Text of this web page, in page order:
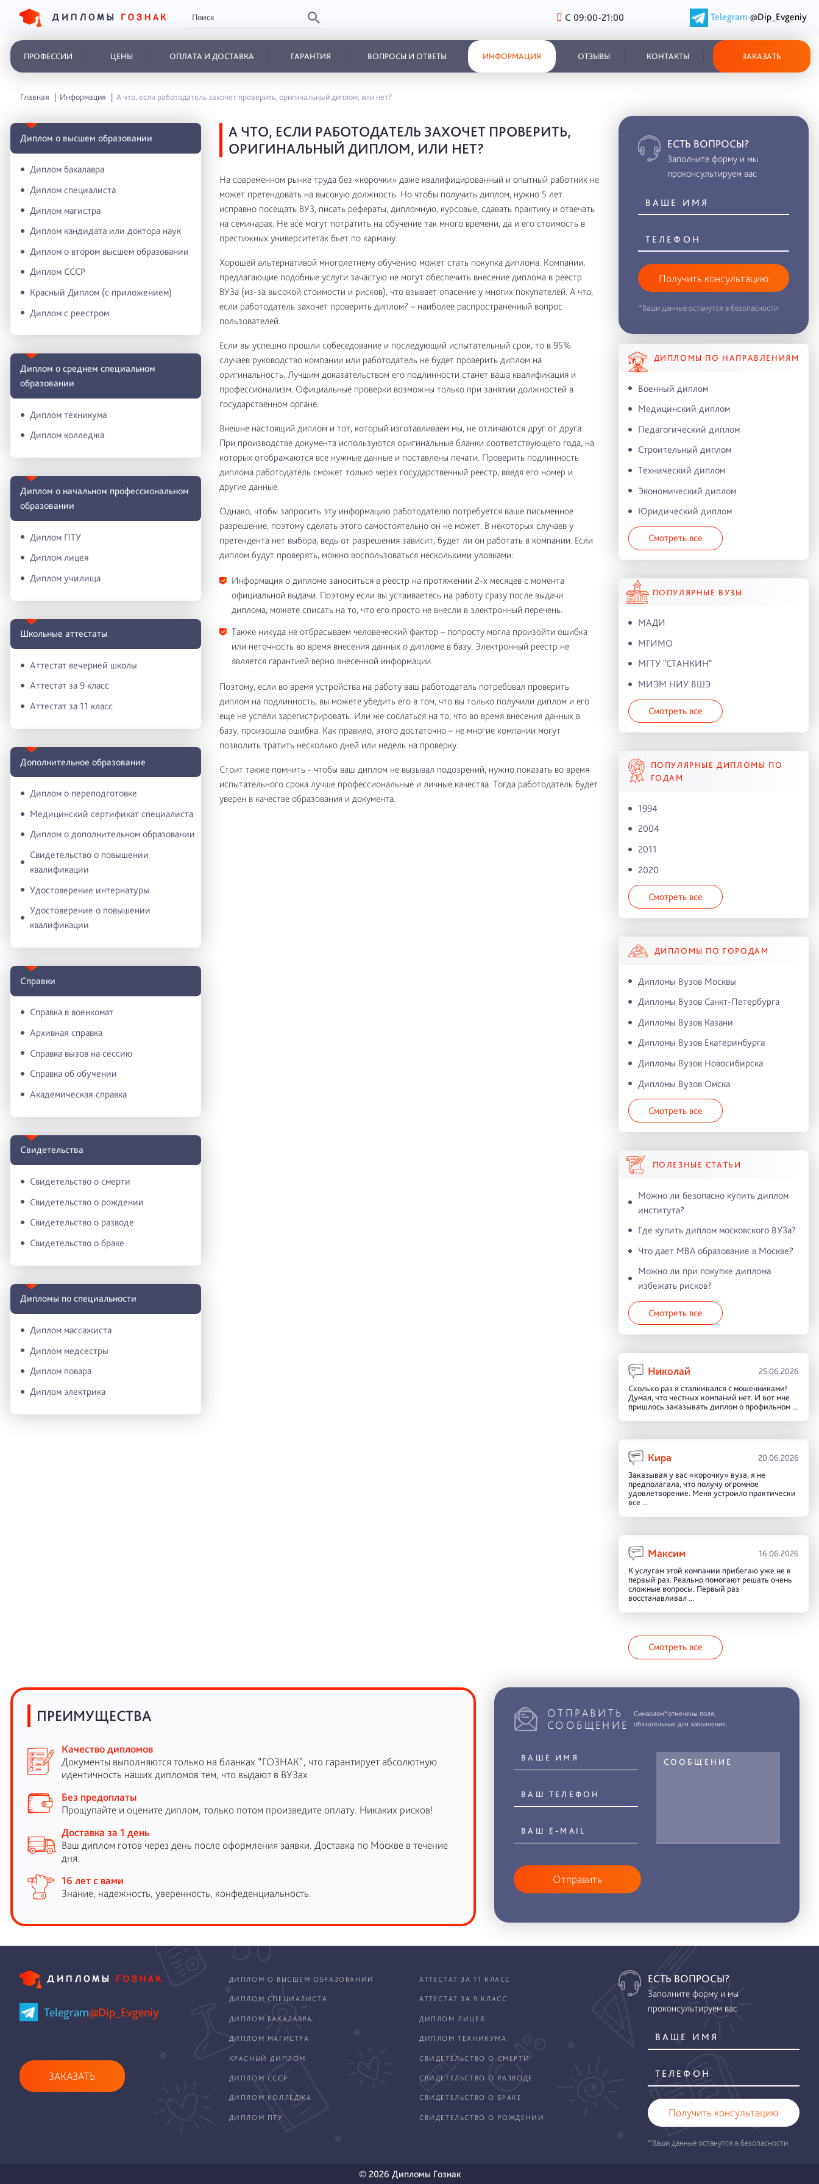
С 09:00-21:00 Telegram @Dip_Evgeniy
ПРОФЕССИИ ЦЕНЫ ОПЛАТА И ДОСТАВКА ГАРАНТИЯ ВОПРОСЫ И ОТВЕТЫ ИНФОРМАЦИЯ ОТЗЫВЫ КОНТАКТЫ ЗАКАЗАТЬ
Главная Информация А что, если работодатель захочет проверить, оригинальный диплом, или нет?
Диплом о высшем образовании
Диплом бакалавра
Диплом специалиста
Диплом магистра
Диплом кандидата или доктора наук
Диплом о втором высшем образовании
Диплом СССР
Красный Диплом (с приложением)
Диплом с реестром
Диплом о среднем специальном
образовании
Диплом техникума
Диплом колледжа
Диплом о начальном профессиональном
oбразовании
Диплом ПТУ
Диплом лицея
Диплом училища
Школьные аттестаты
Аттестат вечерней школы
Аттестат за 9 класс
Аттестат за 11 класс
Дополнительное образование
Диплом о переподготовке
Медицинский сертификат специалиста
Диплом о дополнительном образовании
Свидетельство о повышении
квалификации
Удостоверение интернатуры
Удостоверение о повышении
квалификации
Справки
Справка в военкомат
Архивная справка
Справка вызов на сессию
Справка об обучении
Академическая справка
Свидетельства
Свидетельство о смерти
Свидетельство о рождении
Свидетельство о разводе
Свидетельство о браке
Дипломы по специальности
Диплом массажиста
Диплом медсестры
Диплом повара
Диплом электрика
А ЧТО, ЕСЛИ РАБОТОДАТЕЛЬ ЗАХОЧЕТ ПРОВЕРИТЬ,
ОРИГИНАЛЬНЫЙ ДИПЛОМ, ИЛИ НЕТ?
На современном рынке труда без «корочки» даже квалифицированный и опытный работник не
может претендовать на высокую должность. Но чтобы получить диплом, нужно 5 лет
исправно посещать ВУЗ, писать рефераты, дипломную, курсовые, сдавать практику и отвечать
на семинарах. Не все могут потратить на обучение так много времени, да и его стоимость в
престижных университетах бьет по карману.
Хорошей альтернативой многолетнему обучению может стать покупка диплома. Компании,
предлагающие подобные услуги зачастую не могут обеспечить внесение диплома в реестр
ВУЗа (из-за высокой стоимости и рисков), что взывает опасение у многих покупателей. А что,
если работодатель захочет проверить диплом? – наиболее распространенный вопрос
пользователей.
Если вы успешно прошли собеседование и последующий испытательный срок, то в 95%
случаев руководство компании или работодатель не будет проверить диплом на
оригинальность. Лучшим доказательством его подлинности станет ваша квалификация и
профессионализм. Официальные проверки возможны только при занятии должностей в
государственном органе.
Внешне настоящий диплом и тот, который изготавливаем мы, не отличаются друг от друга.
При производстве документа используются оригинальные бланки соответствующего года, на
которых отображаются все нужные данные и поставлены печати. Проверить подлинность
диплома работодатель сможет только через государственный реестр, введя его номер и
другие данные.
Однако, чтобы запросить эту информацию работодателю потребуется ваше письменное
разрешение, поэтому сделать этого самостоятельно он не может. В некоторых случаев у
претендента нет выбора, ведь от разрешения зависит, будет ли он работать в компании. Если
диплом будут проверять, можно воспользоваться несколькими уловками:
Информация о дипломе заноситься в реестр на протяжении 2-х месяцев с момента
официальной выдачи. Поэтому если вы устаиваетесь на работу сразу после выдачи
диплома, можете списать на то, что его просто не внесли в электронный перечень.
Также никуда не отбрасываем человеческий фактор – попросту могла произойти ошибка
или неточность во время внесения данных о дипломе в базу. Электронный реестр не
является гарантией верно внесенной информации.
Поэтому, если во время устройства на работу ваш работодатель потребовал проверить
диплом на подлинность, вы можете убедить его в том, что вы только получили диплом и его
еще не успели зарегистрировать. Или же сослаться на то, что во время внесения данных в
базу, произошла ошибка. Как правило, этого достаточно – не многие компании могут
позволить тратить несколько дней или недель на проверку.
Стоит также помнить - чтобы ваш диплом не вызывал подозрений, нужно показать во время
испытательного срока лучше профессиональные и личные качества. Тогда работодатель будет
уверен в качестве образования и документа.
ЕСТЬ ВОПРОСЫ?
Заполните форму и мы
проконсультируем вас
Получить консультацию
*Ваши данные останутся в безопасности
ДИПЛОМЫ ПО НАПРАВЛЕНИЯМ
Военный диплом
Медицинский диплом
Педагогический диплом
Строительный диплом
Технический диплом
Экономический диплом
Юридический диплом
Смотреть все
ПОПУЛЯРНЫЕ ВУЗЫ
МАДИ
МГИМО
МГТУ "СТАНКИН"
МИЭМ НИУ ВШЭ
Смотреть все
ПОПУЛЯРНЫЕ ДИПЛОМЫ ПО
ГОДАМ
1994
2004
2011
2020
Смотреть все
ДИПЛОМЫ ПО ГОРОДАМ
Дипломы Вузов Москвы
Дипломы Вузов Санкт-Петербурга
Дипломы Вузов Казани
Дипломы Вузов Екатеринбурга
Дипломы Вузов Новосибирска
Дипломы Вузов Омска
Смотреть все
ПОЛЕЗНЫЕ СТАТЬИ
Можно ли безопасно купить диплом
института?
Где купить диплом московского ВУЗа?
Что дает MBA образование в Москве?
Можно ли при покупке диплома
избежать рисков?
Смотреть все
Николай 25.06.2026
Сколько раз я сталкивался с мошенниками!
Думал, что честных компаний нет. И вот мне
пришлось заказывать диплом о профильном ...
Кира 20.06.2026
Заказывая у вас «корочку» вуза, я не
предполагала, что получу огромное
удовлетворение. Меня устроило практически
все ...
Максим 16.06.2026
К услугам этой компании прибегаю уже не в
первый раз. Реально помогают решать очень
сложные вопросы. Первый раз
восстанавливал ...
Смотреть все
ПРЕИМУЩЕСТВА
Качество дипломов
Документы выполняются только на бланках “ГОЗНАК”, что гарантирует абсолютную
идентичность наших дипломов тем, что выдают в ВУЗах
Без предоплаты
Прощупайте и оцените диплом, только потом произведите оплату. Никаких рисков!
Доставка за 1 день
Ваш диплом готов через день после оформления заявки. Доставка по Москве в течение
дня.
16 лет с вами
Знание, надежность, уверенность, конфеденциальность.
ОТПРАВИТЬ
СООБЩЕНИЕ
Символом*отмечены поля,
обязательные для заполнения.
Отправить
Telegram@Dip_Evgeniy
ЗАКАЗАТЬ
ДИПЛОМ О ВЫСШЕМ ОБРАЗОВАНИИ АТТЕСТАТ ЗА 11 КЛАСС
ДИПЛОМ СПЕЦИАЛИСТА АТТЕСТАТ ЗА 9 КЛАСС
ДИПЛОМ БАКАЛАВРА ДИПЛОМ ЛИЦЕЯ
ДИПЛОМ МАГИСТРА ДИПЛОМ ТЕХНИКУМА
КРАСНЫЙ ДИПЛОМ СВИДЕТЕЛЬСТВО О СМЕРТИ
ДИПЛОМ СССР СВИДЕТЕЛЬСТВО О РАЗВОДЕ
ДИПЛОМ КОЛЛЕДЖА СВИДЕТЕЛЬСТВО О БРАКЕ
ДИПЛОМ ПТУ СВИДЕТЕЛЬСТВО О РОЖДЕНИИ
ЕСТЬ ВОПРОСЫ?
Заполните форму и мы
проконсультируем вас
Получить консультацию
*Ваши данные останутся в безопасности
© 2026 Дипломы Гознак